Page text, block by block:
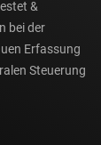
&
bei der
Erfassung
Steuerung